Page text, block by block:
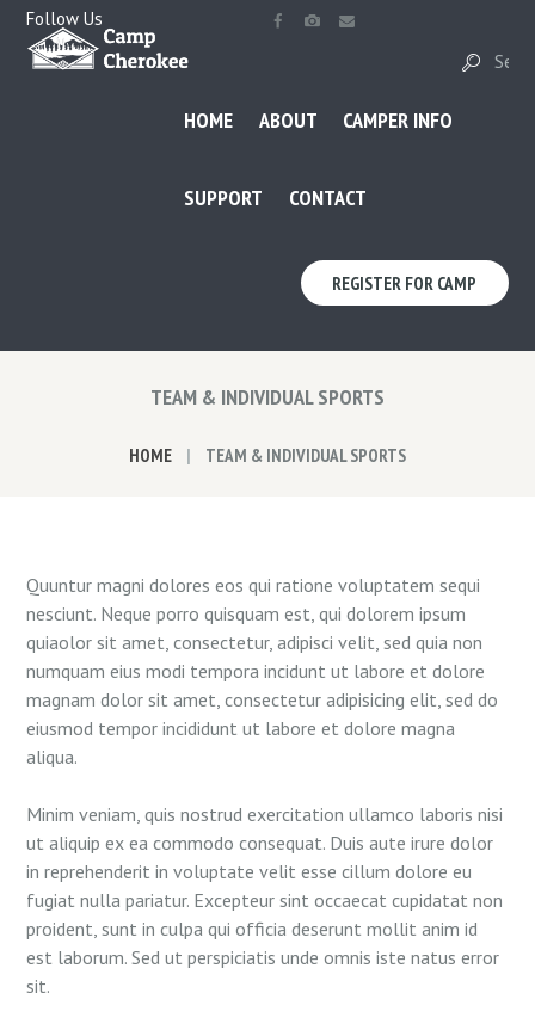
Follow Us
HOME ABOUT CAMPER INFO
SUPPORT CONTACT
REGISTER FOR CAMP
TEAM & INDIVIDUAL SPORTS
HOME TEAM & INDIVIDUAL SPORTS
Quuntur magni dolores eos qui ratione voluptatem sequi
nesciunt. Neque porro quisquam est, qui dolorem ipsum
quiaolor sit amet, consectetur, adipisci velit, sed quia non
numquam eius modi tempora incidunt ut labore et dolore
magnam dolor sit amet, consectetur adipisicing elit, sed do
eiusmod tempor incididunt ut labore et dolore magna
aliqua.
Minim veniam, quis nostrud exercitation ullamco laboris nisi
ut aliquip ex ea commodo consequat. Duis aute irure dolor
in reprehenderit in voluptate velit esse cillum dolore eu
fugiat nulla pariatur. Excepteur sint occaecat cupidatat non
proident, sunt in culpa qui officia deserunt mollit anim id
est laborum. Sed ut perspiciatis unde omnis iste natus error
sit.